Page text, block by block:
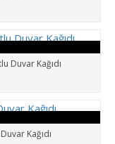
Duvar Kağıdı
Kağıdı